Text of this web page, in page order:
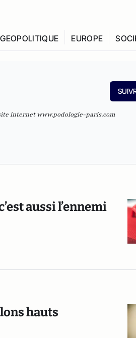
GEOPOLITIQUE EUROPE
internetwww.podologie-paris.com
aussi l’ennemi
hauts